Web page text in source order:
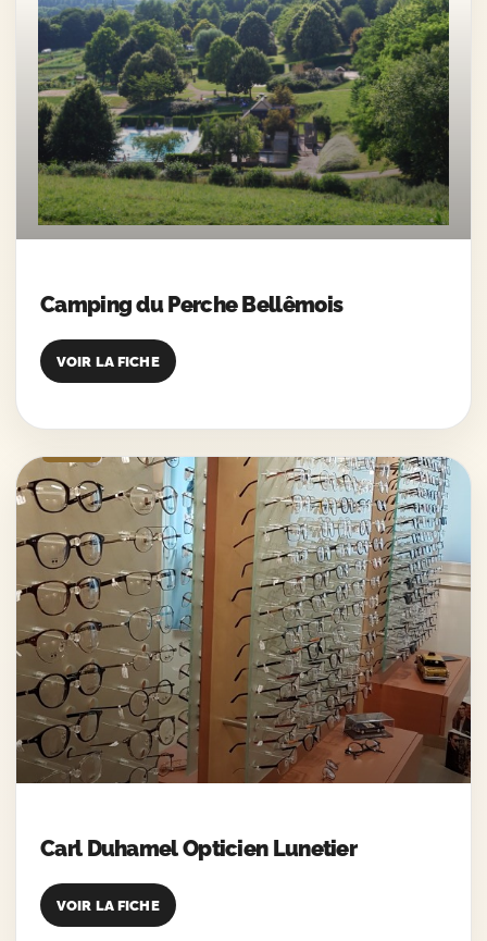
Camping du Perche Bellêmois
VOIR LA FICHE
Carl Duhamel Opticien Lunetier
VOIR LA FICHE